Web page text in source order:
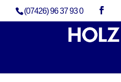
(07426) 96 37 93 0